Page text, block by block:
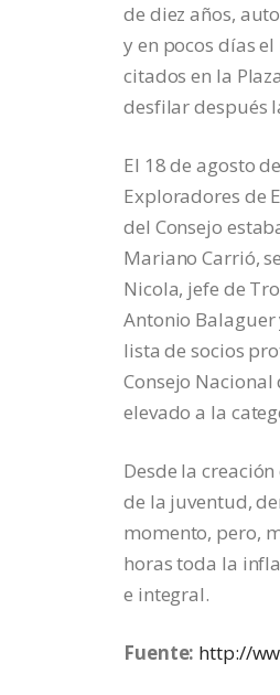
de diez años,
y en pocos días
citados en la
desfilar después
El 18 de agosto
Exploradores de
del Consejo
Mariano Carrió,
Nicola, jefe de
Antonio Balaguer
lista de socios
Consejo
elevado a la
Desde la
de la juventud,
momento, pero,
horas toda la
e integral.
Fuente: http://